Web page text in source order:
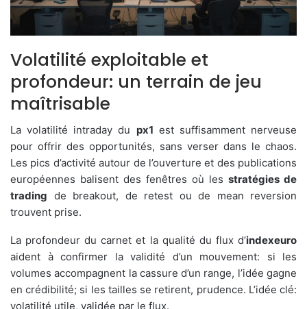
Volatilité exploitable et
profondeur: un terrain de jeu
maîtrisable
La volatilité intraday du px1 est suffisamment nerveuse
pour offrir des opportunités, sans verser dans le chaos.
Les pics d’activité autour de l’ouverture et des publications
européennes balisent des fenêtres où les stratégies de
trading de breakout, de retest ou de mean reversion
trouvent prise.
La profondeur du carnet et la qualité du flux d’indexeuro
aident à confirmer la validité d’un mouvement: si les
volumes accompagnent la cassure d’un range, l’idée gagne
en crédibilité; si les tailles se retirent, prudence. L’idée clé:
volatilité utile, validée par le flux.